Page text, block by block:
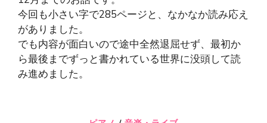
今回も小さい字で285ページと、なかなか読み応え
がありました。
でも内容が面白いので途中全然退屈せず、最初か
ら最後までずっと書かれている世界に没頭して読
み進めました。